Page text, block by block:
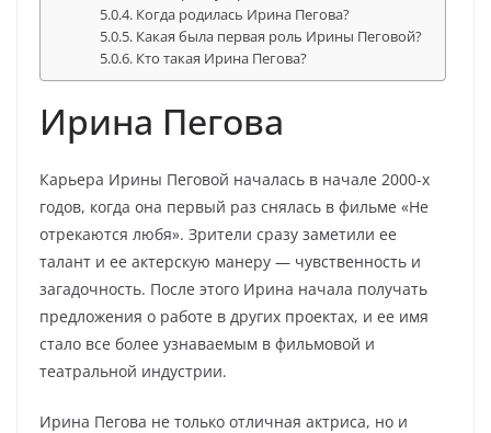
Когда родилась Ирина Пегова?
Какая была первая роль Ирины Пеговой?
Кто такая Ирина Пегова?
Ирина Пегова
Карьера Ирины Пеговой началась в начале 2000-х
годов, когда она первый раз снялась в фильме «Не
отрекаются любя». Зрители сразу заметили ее
талант и ее актерскую манеру — чувственность и
загадочность. После этого Ирина начала получать
предложения о работе в других проектах, и ее имя
стало все более узнаваемым в фильмовой и
театральной индустрии.
Ирина Пегова не только отличная актриса, но и